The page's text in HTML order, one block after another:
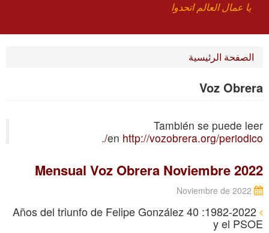
يا عمال العالم اتحدوا
للاتصال بنا HTTPS://WWW.FACEBOOK.COM/UCI.ARABE
الصفحة الرئيسية
Voz Obrera
También se puede leer
en http://vozobrera.org/periodico/
.
Mensual Voz Obrera Noviembre 2022
1982-2022: 40 Años del triunfo de Felipe González
y el PSOE